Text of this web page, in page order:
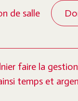
de salle
faire la
temps et